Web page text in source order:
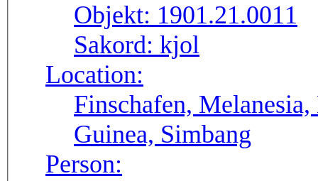
Objekt: 1901.21.0011
Sakord: kjol
Location:
Finschafen,
Guinea, Simbang
Person: